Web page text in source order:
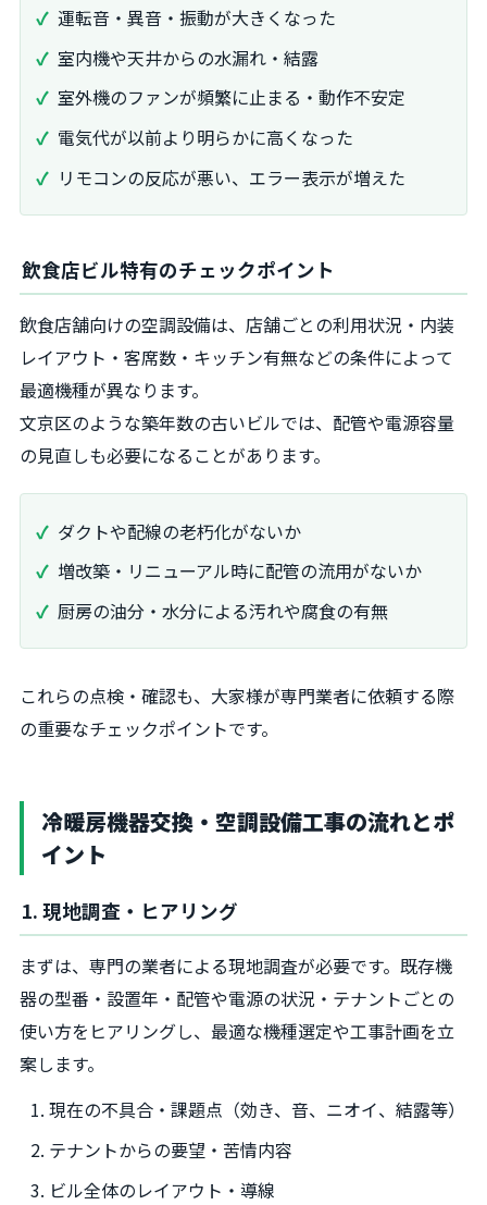
運転音・異音・振動が大きくなった
室内機や天井からの水漏れ・結露
室外機のファンが頻繁に止まる・動作不安定
電気代が以前より明らかに高くなった
リモコンの反応が悪い、エラー表示が増えた
飲食店ビル特有のチェックポイント
飲食店舗向けの空調設備は、店舗ごとの利用状況・内装
レイアウト・客席数・キッチン有無などの条件によって
最適機種が異なります。
文京区のような築年数の古いビルでは、配管や電源容量
の見直しも必要になることがあります。
ダクトや配線の老朽化がないか
増改築・リニューアル時に配管の流用がないか
厨房の油分・水分による汚れや腐食の有無
これらの点検・確認も、大家様が専門業者に依頼する際
の重要なチェックポイントです。
冷暖房機器交換・空調設備工事の流れとポ
イント
1. 現地調査・ヒアリング
まずは、専門の業者による現地調査が必要です。既存機
器の型番・設置年・配管や電源の状況・テナントごとの
使い方をヒアリングし、最適な機種選定や工事計画を立
案します。
現在の不具合・課題点（効き、音、ニオイ、結露等）
テナントからの要望・苦情内容
ビル全体のレイアウト・導線